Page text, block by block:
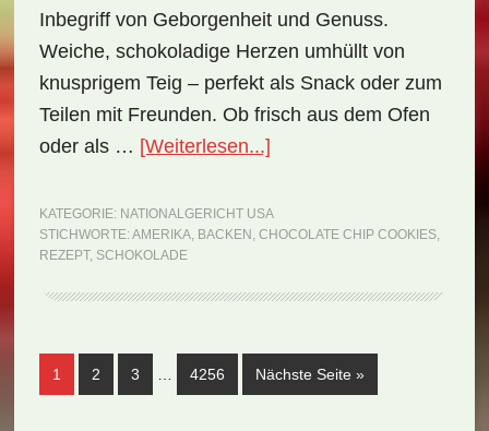
Inbegriff von Geborgenheit und Genuss.
Weiche, schokoladige Herzen umhüllt von
knusprigem Teig – perfekt als Snack oder zum
Teilen mit Freunden. Ob frisch aus dem Ofen
oder als … [Weiterlesen...]ÜberNationalgericht
Chocolate
Chip
(Rezept)
KATEGORIE: NATIONALGERICHT USA
STICHWORTE: AMERIKA, BACKEN , CHOCOLATE CHIP COOKIES,
REZEPT, SCHOKOLADE
Seite
1 Seite
2 Seite
3 Seite
4256 Nächste Seite aufrufen
»